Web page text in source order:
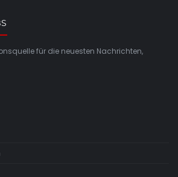
für die neuesten Nachrichten,